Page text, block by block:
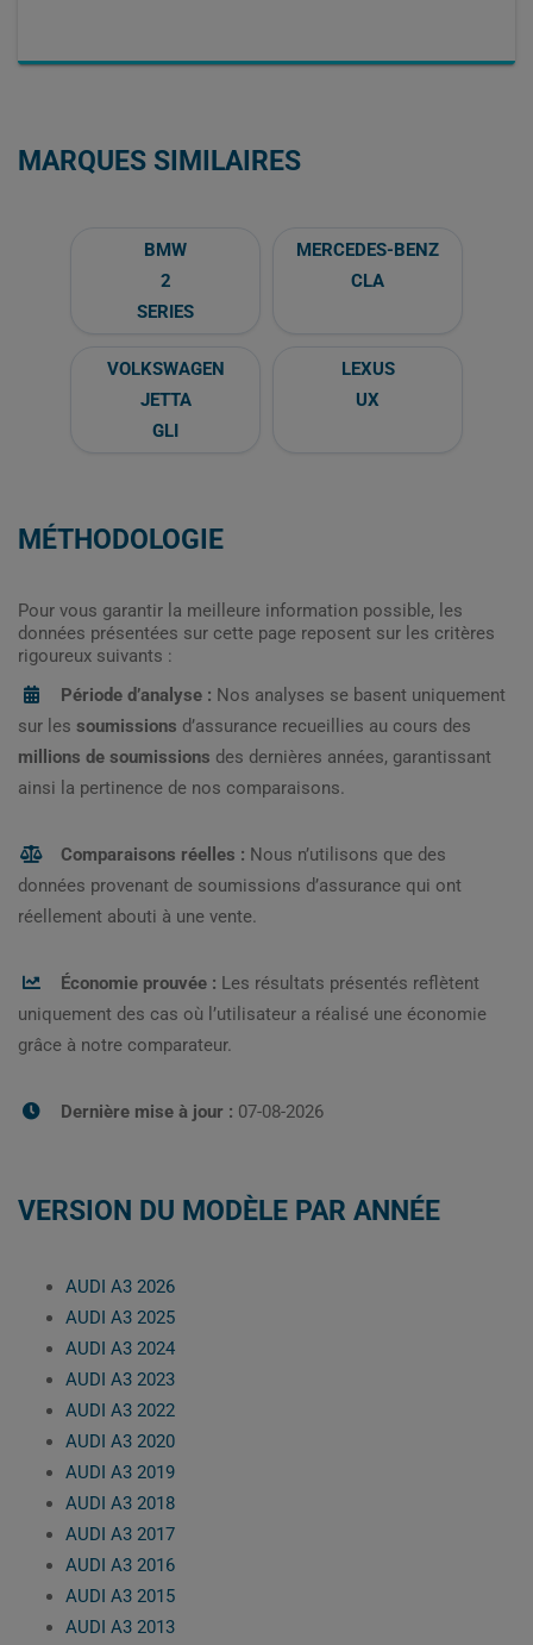
MARQUES SIMILAIRES
BMW
2
SERIES
MERCEDES-BENZ
CLA
VOLKSWAGEN
JETTA
GLI
LEXUS
UX
MÉTHODOLOGIE
Pour vous garantir la meilleure information possible, les
données présentées sur cette page reposent sur les critères
rigoureux suivants :
Période d’analyse : Nos analyses se basent uniquement
sur les soumissions d’assurance recueillies au cours des
millions de soumissions des dernières années, garantissant
ainsi la pertinence de nos comparaisons.
Comparaisons réelles : Nous n’utilisons que des
données provenant de soumissions d’assurance qui ont
réellement abouti à une vente.
Économie prouvée : Les résultats présentés reflètent
uniquement des cas où l’utilisateur a réalisé une économie
grâce à notre comparateur.
Dernière mise à jour : 07-08-2026
VERSION DU MODÈLE PAR ANNÉE
AUDI A3 2026
AUDI A3 2025
AUDI A3 2024
AUDI A3 2023
AUDI A3 2022
AUDI A3 2020
AUDI A3 2019
AUDI A3 2018
AUDI A3 2017
AUDI A3 2016
AUDI A3 2015
AUDI A3 2013